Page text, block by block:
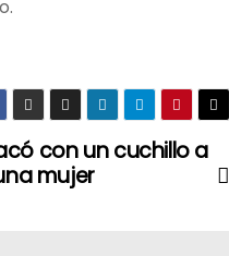
con un cuchillo a
mujer